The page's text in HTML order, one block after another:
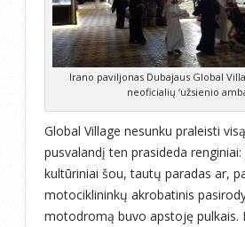
Irano paviljonas Dubajaus Global
neoficialių ‘užsienio
Global Village nesunku praleisti
pusvalandį ten prasideda
kultūriniai šou, tautų paradas ar,
motociklininkų akrobatinis
motodromą buvo apstoję pulkais.